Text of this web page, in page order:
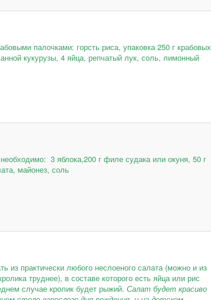
палочками: горсть риса, упаковка 250 г крабовых
кукурузы, 4 яйца, репчатый лук, соль, лимонный
3 яблока,200 г филе судака или окуня, 50 г
майонез, соль
из практически любого неслоеного салата (можно и из
труднее), в составе которого есть яйца или рис
случае кролик будет рыжий. Салат будет красиво